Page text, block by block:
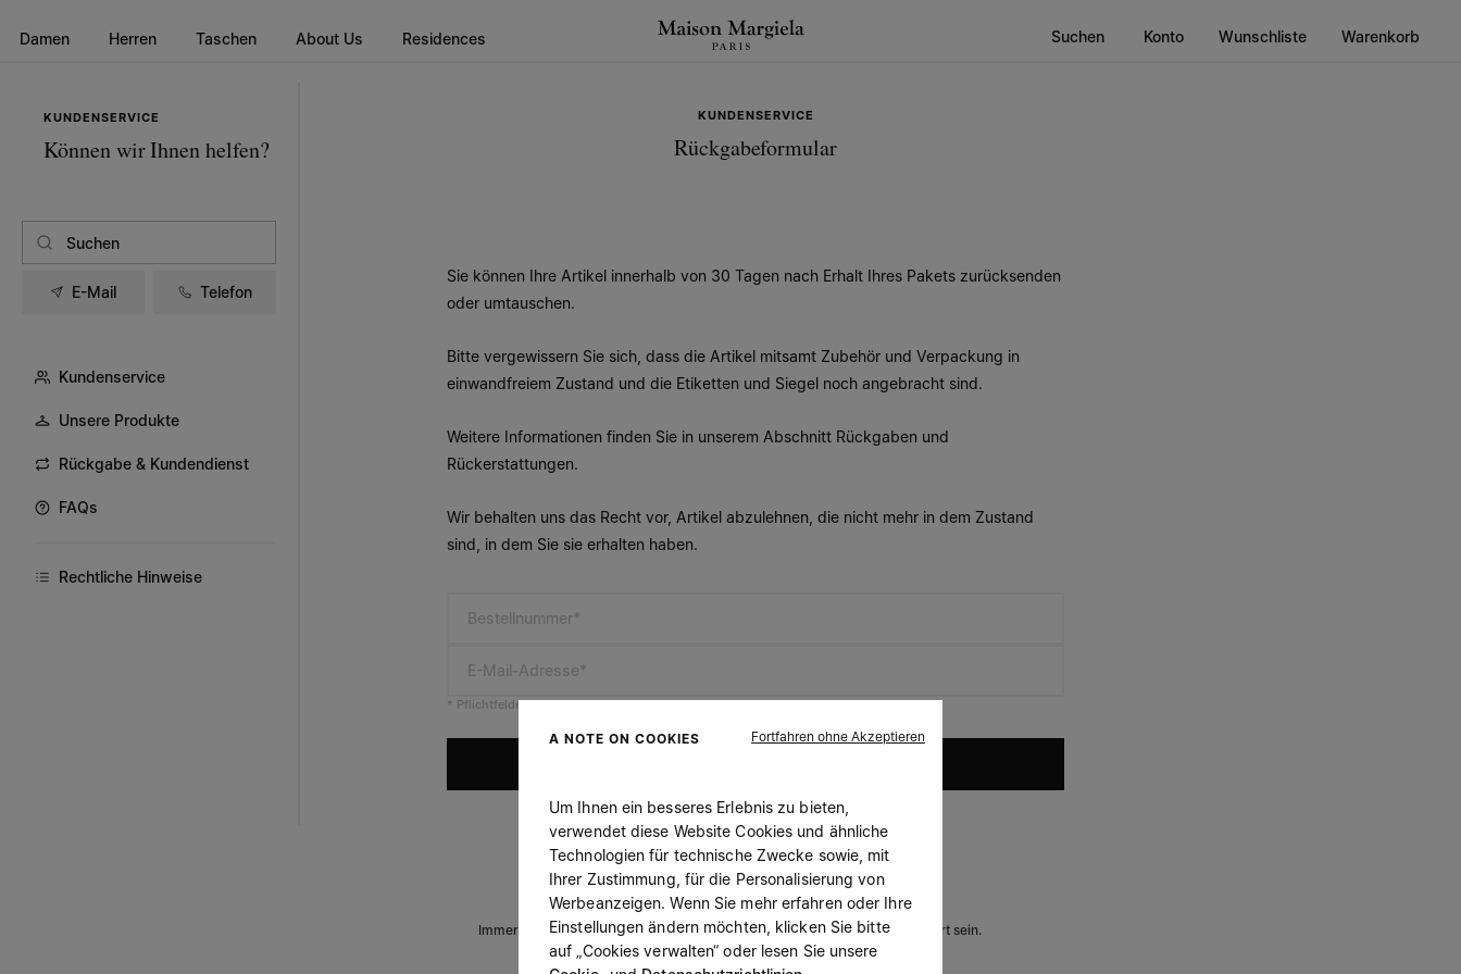
Damen Herren Taschen About Us Residences Suchen Konto Wunschliste Warenkorb
KUNDENSERVICE
Können wir Ihnen helfen?
E-Mail Telefon
Kundenservice
Unsere Produkte
Rückgabe & Kundendienst
FAQs
Rechtliche Hinweise
KUNDENSERVICE
Rückgabeformular
Sie können Ihre Artikel innerhalb von 30 Tagen nach Erhalt Ihres Pakets zurücksenden
oder umtauschen.
Bitte vergewissern Sie sich, dass die Artikel mitsamt Zubehör und Verpackung in
einwandfreiem Zustand und die Etiketten und Siegel noch angebracht sind.
Weitere Informationen finden Sie in unserem Abschnitt Rückgaben und
Rückerstattungen.
Wir behalten uns das Recht vor, Artikel abzulehnen, die nicht mehr in dem Zustand
sind, in dem Sie sie erhalten haben.
Bestellnummer*
E-Mail-Adresse*
* Pflichtfelder
DEN NEWSLETTER ERHALTEN
Immer über neue Kollektionen, Insiderwissen und Veranstaltungen informiert sein.
A NOTE ON COOKIES Fortfahren ohne Akzeptieren
Um Ihnen ein besseres Erlebnis zu bieten,
verwendet diese Website Cookies und ähnliche
Technologien für technische Zwecke sowie, mit
Ihrer Zustimmung, für die Personalisierung von
Werbeanzeigen. Wenn Sie mehr erfahren oder Ihre
Einstellungen ändern möchten, klicken Sie bitte
auf „Cookies verwalten“ oder lesen Sie unsere